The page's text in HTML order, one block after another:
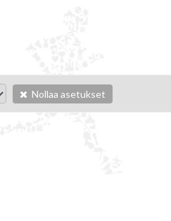
Nollaa asetukset